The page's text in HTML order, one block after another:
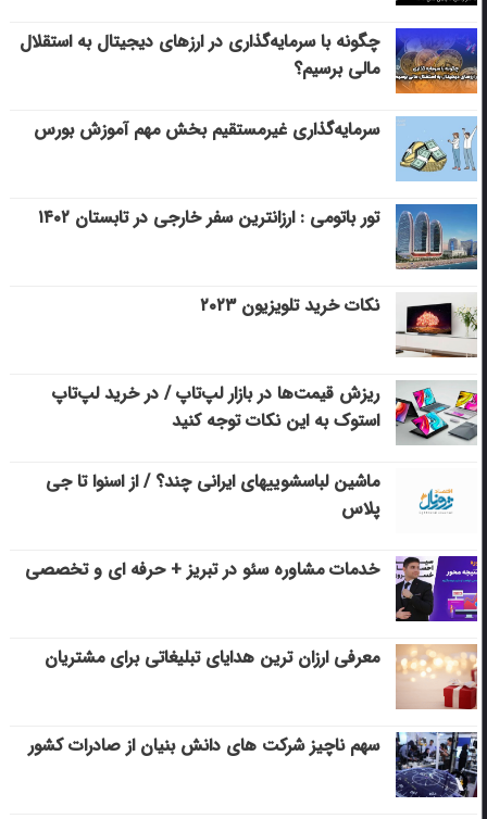
چگونه با سرمایه‌گذاری در ارزهای دیجیتال به استقلال
مالی برسیم؟
سرمایه‌گذاری غیرمستقیم بخش مهم آموزش بورس
تور باتومی : ارزانترین سفر خارجی در تابستان ۱۴۰۲
نکات خرید تلویزیون ۲۰۲۳
ریزش قیمت‌ها در بازار لپ‌تاپ / در خرید لپ‌تاپ
استوک به این نکات توجه کنید
ماشین لباسشویی‎های ایرانی چند؟ / از اسنوا تا جی
پلاس
خدمات مشاوره سئو در تبریز + حرفه ای و تخصصی
معرفی ارزان ترین هدایای تبلیغاتی برای مشتریان
سهم ناچیز شرکت های دانش بنیان از صادرات کشور